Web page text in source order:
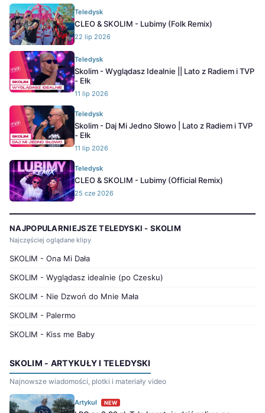
Teledysk
CLEO & SKOLIM - Lubimy (Folk Remix)
22 lip 2026
Teledysk
Skolim - Wyglądasz Idealnie || Lato z Radiem i TVP
- Ełk
11 lip 2026
Teledysk
Skolim - Daj Mi Jedno Słowo | Lato z Radiem i TVP
- Ełk
11 lip 2026
Teledysk
CLEO & SKOLIM - Lubimy (Official Remix)
25 cze 2026
NAJPOPULARNIEJSZE TELEDYSKI - SKOLIM
Najczęściej oglądane klipy
SKOLIM - Ona Mi Dała
SKOLIM - Wyglądasz idealnie (po Czesku)
SKOLIM - Nie Dzwoń do Mnie Mała
SKOLIM - Palermo
SKOLIM - Kiss me Baby
SKOLIM - ARTYKUŁY I TELEDYSKI
Najnowsze wiadomości, plotki i materiały video
Artykuł NEW